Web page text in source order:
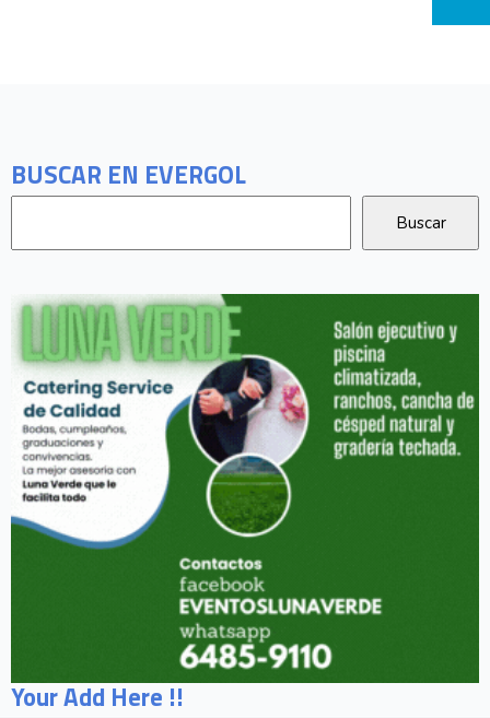
BUSCAR EN EVERGOL
Your Add Here !!